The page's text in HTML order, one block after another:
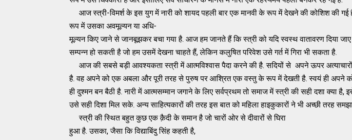
आज स्त्री-विमर्श के इस युग में नारी को शायद पहली बार एक मानवी के रूप में देखने की कोशिश की गई
रूप में उसका अवमूल्यन या अधि-
मूल्यन किए जाने से जानबूझकर बचा गया है. आज हम जानते हैं कि स्त्री को यदि स्वस्थ वातावरण दिया
सम्पन्न हो सकती है जो हम उसमें देखना चाहते हैं, लेकिन कलुषित परिवेश उसे गर्त में गिरा भी सकता है.
आज की सबसे बड़ी आवश्यकता स्त्री में आत्मविश्वास पैदा करने की है. सदियों से अपने ऊपर
है. वह अपने को एक अबला और पूरी तरह से पुरुष पर आश्रित एक वस्तु के रूप में देखती है. स्वयं ही अपने
ही दुश्मन बन बैठी है. नारी में आत्मसम्मान जगाने के लिए सर्वप्रथम तो समाज में स्त्री की सही दशा क्या है,
उसे सही दिशा मिल सके. अन्य साहित्यकारों की तरह इस बात को महिला हाइकुकारों ने भी अच्छी तरह
स्त्री की स्थित बहुत कुछ एक क़ैदी के समान है जो चारों ओर से दीवारों से घिरा
हुआ है. उसका, जैसा कि विद्याबिंदु सिंह कहती है,